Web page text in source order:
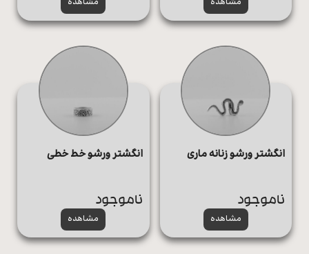
انگشتر ورشو زنانه ماری
مشاهده
ناموجود
انگشتر ورشو خط خطی
مشاهده
ناموجود